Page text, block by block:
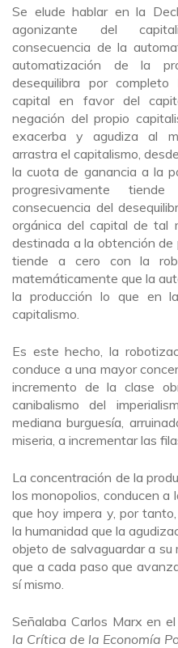
Se elude hablar en la
agonizante del
consecuencia de la
automatización de la
desequilibra por
capital en favor del
negación del propio
exacerba y agudiza al
arrastra el capitalismo,
la cuota de ganancia a la
progresivamente
consecuencia del
orgánica del capital de tal
destinada a la obtención de
tiende a cero con la
matemáticamente que la
la producción lo que en
capitalismo.
Es este hecho, la
conduce a una mayor
incremento de la clase
canibalismo del
mediana burguesía,
miseria, a incrementar las
La concentración de la
los monopolios, conducen a
que hoy impera y, por
la humanidad que la
objeto de salvaguardar a su
que a cada paso que
sí mismo.
Señalaba Carlos Marx en
la Crítica de la Economía